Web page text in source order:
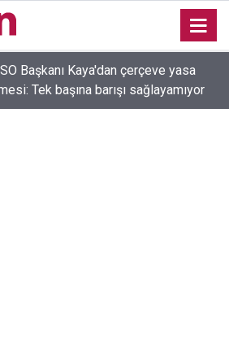
Başkanı Kaya'dan çerçeve yasa
Tek başına barışı sağlayamıyor